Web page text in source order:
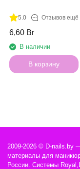
5.0 Отзывов ещё
6,60 Br
В наличии
В корзину
2009-2026 © D-nails.by
материалы для
России. Системы